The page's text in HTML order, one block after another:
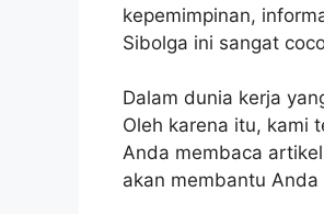
kepemimpinan,
Sibolga ini sangat
Dalam dunia kerja
Oleh karena itu, kami
Anda membaca
akan membantu